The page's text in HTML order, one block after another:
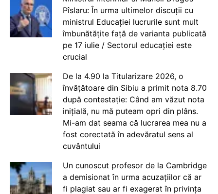
Pîslaru: În urma ultimelor discuții cu
ministrul Educației lucrurile sunt mult
îmbunătățite față de varianta publicată
pe 17 iulie / Sectorul educației este
crucial
De la 4.90 la Titularizare 2026, o
învățătoare din Sibiu a primit nota 8.70
după contestație: Când am văzut nota
inițială, nu mă puteam opri din plâns.
Mi-am dat seama că lucrarea mea nu a
fost corectată în adevăratul sens al
cuvântului
Un cunoscut profesor de la Cambridge
a demisionat în urma acuzațiilor că ar
fi plagiat sau ar fi exagerat în privința